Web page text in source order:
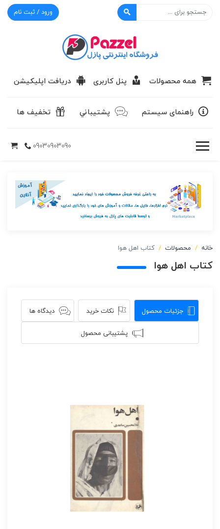
ورود / ثبت نام
همه محصولات پنل کاربری دریافت اپلیکیشن
راهنمای سیستم پشتيباني تخفیف ها
09030903090
خانه محصولات کتاب اهل هوا
کتاب اهل هوا
جزئیات محصول نکات خرید دیدگاه ها
پشتیبانی محصول